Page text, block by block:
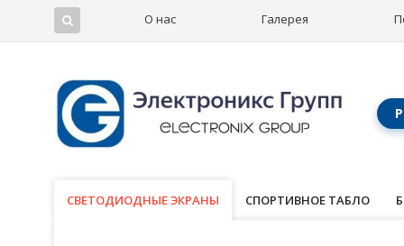
О нас Галерея
СВЕТОДИОДНЫЕ ЭКРАНЫ
СВЕТОДИОДНЫЕ ЭКРАНЫ СПОРТИВНОЕ ТАБЛО